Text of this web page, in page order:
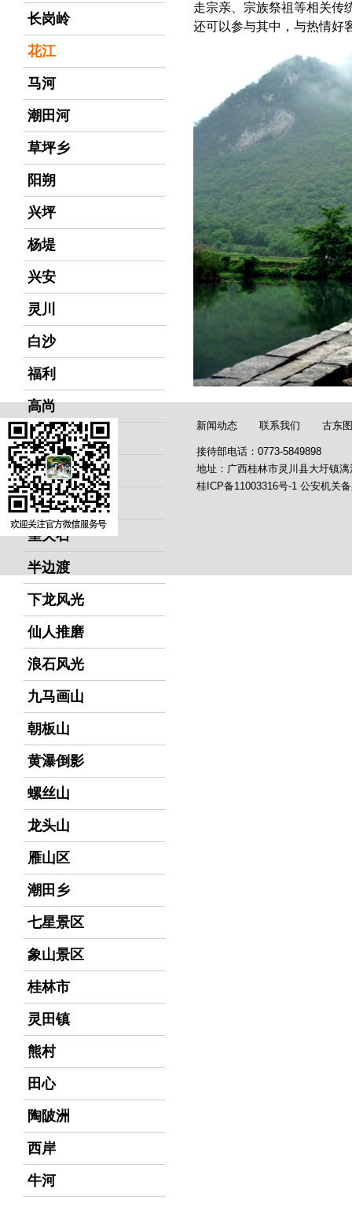
长岗岭
花江
马河
潮田河
草坪乡
阳朔
兴坪
杨堤
兴安
灵川
白沙
福利
高尚
上桥
徒步漓江
黄牛峡
望夫石
半边渡
下龙风光
仙人推磨
浪石风光
九马画山
朝板山
黄瀑倒影
螺丝山
龙头山
雁山区
潮田乡
七星景区
象山景区
桂林市
灵田镇
熊村
田心
陶陂洲
西岸
牛河
走宗亲、宗族祭祖等相关传
还可以参与其中，与热情好
新闻动态 联系我们 古东
接待部电话：0773-5849898
地址：广西桂林市灵川县大圩镇漓
桂ICP备11003316号-1 公安机关